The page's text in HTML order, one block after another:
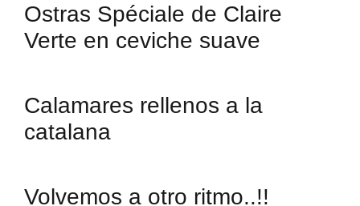
Ostras Spéciale de Claire
Verte en ceviche suave
Calamares rellenos a la
catalana
Volvemos a otro ritmo..!!